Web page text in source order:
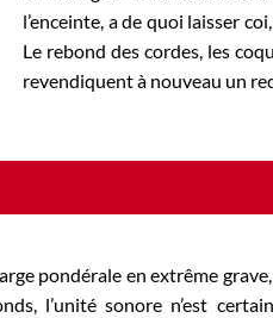
l’enceinte, a de quoi laisser
Le rebond des cordes, les
revendiquent à nouveau un
pondérale en extrême grave,
l’unité sonore n’est